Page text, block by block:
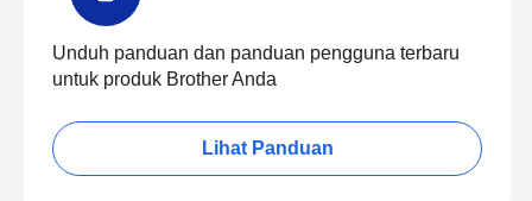
Unduh panduan dan panduan pengguna terbaru
untuk produk Brother Anda
Lihat Panduan